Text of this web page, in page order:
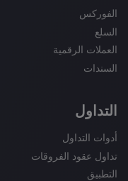
الفوركس
السلع
العملات الرقمية
السندات
التداول
أدوات التداول
تداول عقود الفروقات
التطبيق